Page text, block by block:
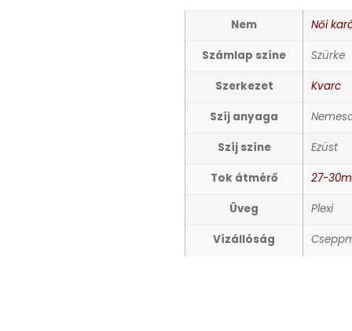
Nem Női
Számlap színe Szürke
Szerkezet Kvarc
Szíj anyaga
Szíj színe Ezüst
Tok átmérő 27-
Üveg Plexi
Vízállóság